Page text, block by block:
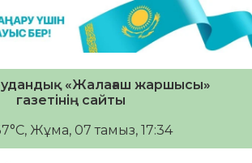
«Жалағаш жаршысы»
газетінің сайты
, Жұма, 07 тамыз, 17:34